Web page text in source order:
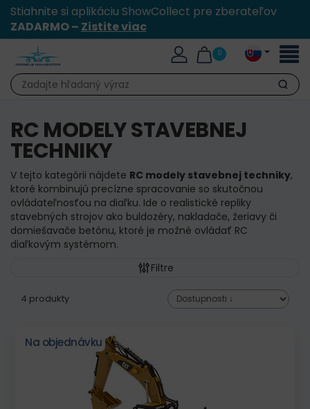
Stiahnite si aplikáciu ShowCollect pre zberateľov
ZADARMO – Zistite viac
0
Hľadať
RC MODELY STAVEBNEJ
TECHNIKY
V tejto kategórii nájdete RC modely stavebnej techniky,
ktoré kombinujú precízne spracovanie so skutočnou
ovládateľnosťou na diaľku. Ide o realistické repliky
stavebných strojov ako buldozéry, nakladače, žeriavy či
domiešavače betónu, ktoré je možné ovládať RC
diaľkovým systémom.
Filtre
4 produkty
Na objednávku